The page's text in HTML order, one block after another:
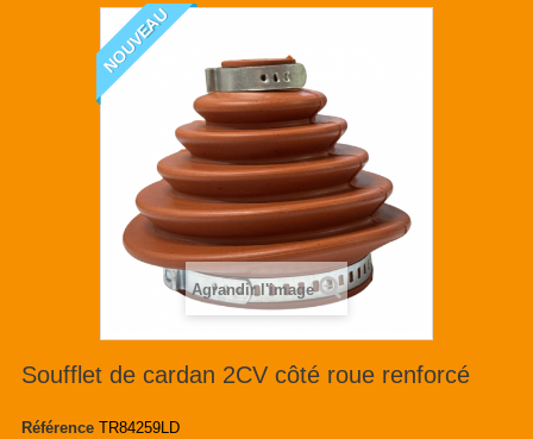
NOUVEAU
Agrandir l'image
Soufflet de cardan 2CV côté roue renforcé
Référence TR84259LD